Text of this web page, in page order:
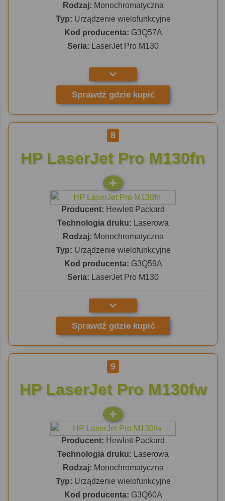
Rodzaj: Monochromatyczna
Typ: Urządzenie wielofunkcyjne
Kod producenta: G3Q57A
Seria: LaserJet Pro M130
Sprawdź gdzie kupić
8
HP LaserJet Pro M130fn
Producent: Hewlett Packard
Technologia druku: Laserowa
Rodzaj: Monochromatyczna
Typ: Urządzenie wielofunkcyjne
Kod producenta: G3Q59A
Seria: LaserJet Pro M130
Sprawdź gdzie kupić
9
HP LaserJet Pro M130fw
Producent: Hewlett Packard
Technologia druku: Laserowa
Rodzaj: Monochromatyczna
Typ: Urządzenie wielofunkcyjne
Kod producenta: G3Q60A